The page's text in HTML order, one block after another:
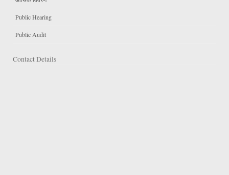
Public Hearing
Public Audit
Contact Details